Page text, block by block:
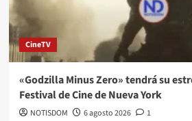
CineTV
«Godzilla Minus Zero» tendrá su
Festival de Cine de Nueva York
NOTISDOM 6 agosto 2026 1